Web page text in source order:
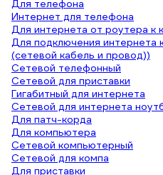
Для телефона
Интернет для телефона
Для интернета от роутера к
Для подключения интернета
(сетевой кабель и провод))
Сетевой телефонный
Сетевой для приставки
Гигабитный для интернета
Сетевой для интернета
Для патч-корда
Для компьютера
Сетевой компьютерный
Сетевой для компа
Для приставки